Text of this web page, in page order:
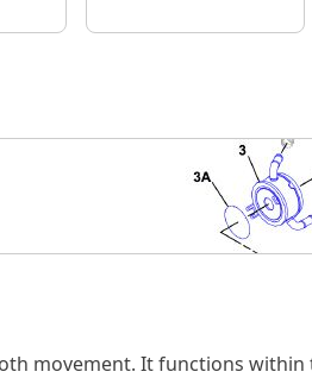
movement. It functions